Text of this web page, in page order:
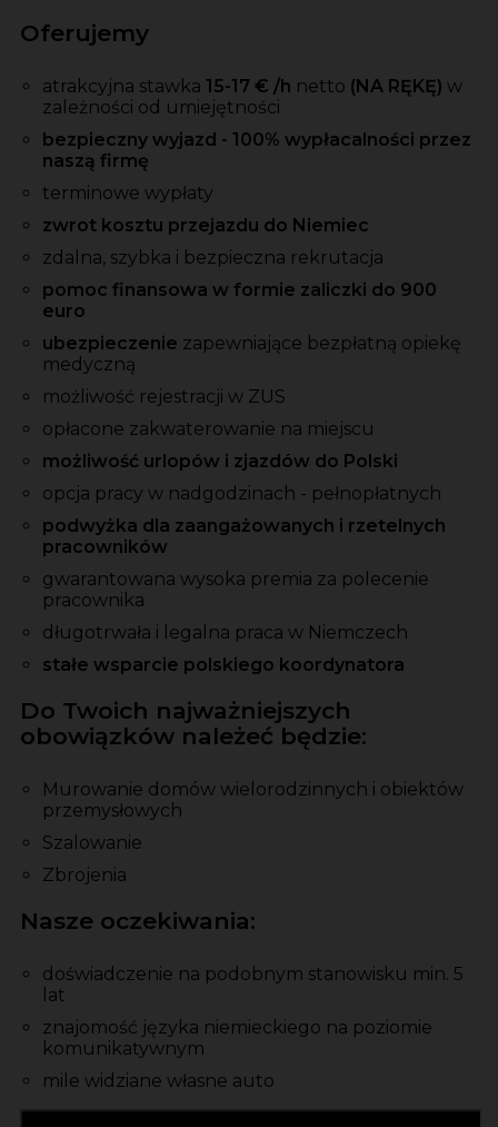
Oferujemy
atrakcyjna stawka 15-17 € /h netto (NA RĘKĘ) w
zależności od umiejętności
bezpieczny wyjazd - 100% wypłacalności przez
naszą firmę
terminowe wypłaty
zwrot kosztu przejazdu do Niemiec
zdalna, szybka i bezpieczna rekrutacja
pomoc finansowa w formie zaliczki do 900
euro
ubezpieczenie zapewniające bezpłatną opiekę
medyczną
możliwość rejestracji w ZUS
opłacone zakwaterowanie na miejscu
możliwość urlopów i zjazdów do Polski
opcja pracy w nadgodzinach - pełnopłatnych
podwyżka dla zaangażowanych i rzetelnych
pracowników
gwarantowana wysoka premia za polecenie
pracownika
długotrwała i legalna praca w Niemczech
stałe wsparcie polskiego koordynatora
Do Twoich najważniejszych
obowiązków należeć będzie:
Murowanie domów wielorodzinnych i obiektów
przemysłowych
Szalowanie
Zbrojenia
Nasze oczekiwania:
doświadczenie na podobnym stanowisku min. 5
lat
znajomość języka niemieckiego na poziomie
komunikatywnym
mile widziane własne auto